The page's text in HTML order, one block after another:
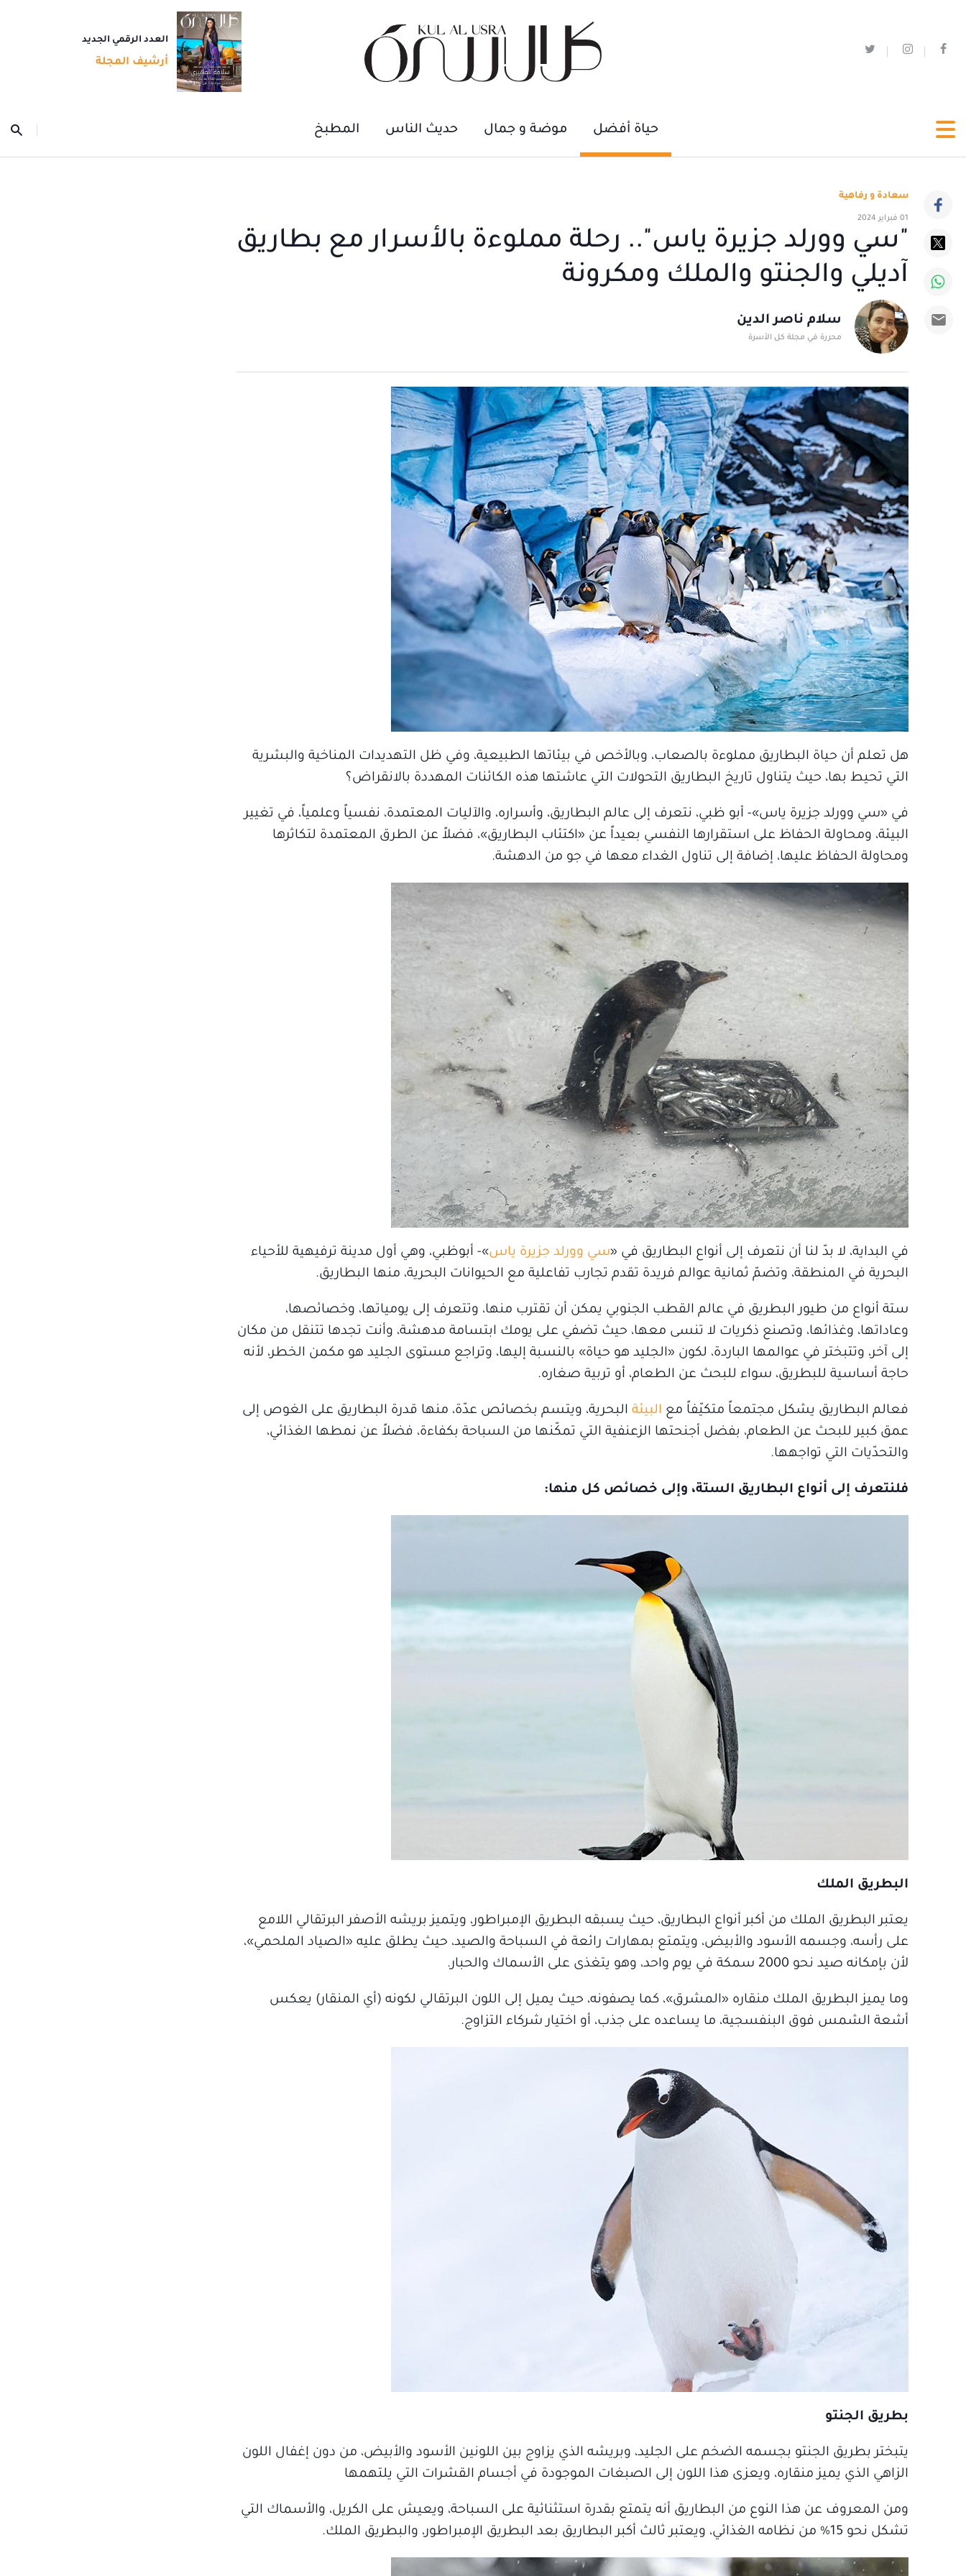
العدد الرقمي الجديد
أرشيف المجلة
حياة أفضل موضة و جمال حديث الناس المطبخ
سعادة و رفاهية
01 فبراير 2024
"سي وورلد جزيرة ياس".. رحلة مملوءة بالأسرار مع بطاريق
آديلي والجنتو والملك ومكرونة
سلام ناصر الدين
محررة في مجلة كل الأسرة
هل تعلم أن حياة البطاريق مملوءة بالصعاب، وبالأخص في بيئاتها الطبيعية، وفي ظل التهديدات المناخية والبشرية
التي تحيط بها، حيث يتناول تاريخ البطاريق التحولات التي عاشتها هذه الكائنات المهددة بالانقراض؟
في «سي وورلد جزيرة ياس»- أبو ظبي، نتعرف إلى عالم البطاريق، وأسراره، والآليات المعتمدة، نفسياً وعلمياً، في تغيير
البيئة، ومحاولة الحفاظ على استقرارها النفسي بعيداً عن «اكتئاب البطاريق»، فضلاً عن الطرق المعتمدة لتكاثرها
ومحاولة الحفاظ عليها، إضافة إلى تناول الغداء معها في جو من الدهشة.
في البداية، لا بدّ لنا أن نتعرف إلى أنواع البطاريق في «سي وورلد جزيرة ياس»- أبوظبي، وهي أول مدينة ترفيهية للأحياء
البحرية في المنطقة، وتضمّ ثمانية عوالم فريدة تقدم تجارب تفاعلية مع الحيوانات البحرية، منها البطاريق.
ستة أنواع من طيور البطريق في عالم القطب الجنوبي يمكن أن تقترب منها، وتتعرف إلى يومياتها، وخصائصها،
وعاداتها، وغذائها، وتصنع ذكريات لا تنسى معها، حيث تضفي على يومك ابتسامة مدهشة، وأنت تجدها تتنقل من مكان
إلى آخر، وتتبختر في عوالمها الباردة، لكون «الجليد هو حياة» بالنسبة إليها، وتراجع مستوى الجليد هو مكمن الخطر، لأنه
حاجة أساسية للبطريق، سواء للبحث عن الطعام، أو تربية صغاره.
فعالم البطاريق يشكل مجتمعاً متكيّفاً مع البيئة البحرية، ويتسم بخصائص عدّة، منها قدرة البطاريق على الغوص إلى
عمق كبير للبحث عن الطعام، بفضل أجنحتها الزعنفية التي تمكّنها من السباحة بكفاءة، فضلاً عن نمطها الغذائي،
والتحدّيات التي تواجهها.
فلنتعرف إلى أنواع البطاريق الستة، وإلى خصائص كل منها:
البطريق الملك
يعتبر البطريق الملك من أكبر أنواع البطاريق، حيث يسبقه البطريق الإمبراطور، ويتميز بريشه الأصفر البرتقالي اللامع
على رأسه، وجسمه الأسود والأبيض، ويتمتع بمهارات رائعة في السباحة والصيد، حيث يطلق عليه «الصياد الملحمي»،
لأن بإمكانه صيد نحو 2000 سمكة في يوم واحد، وهو يتغذى على الأسماك والحبار.
وما يميز البطريق الملك منقاره «المشرق»، كما يصفونه، حيث يميل إلى اللون البرتقالي لكونه (أي المنقار) يعكس
أشعة الشمس فوق البنفسجية، ما يساعده على جذب، أو اختيار شركاء التزاوج.
بطريق الجنتو
يتبختر بطريق الجنتو بجسمه الضخم على الجليد، وبريشه الذي يزاوج بين اللونين الأسود والأبيض، من دون إغفال اللون
الزاهي الذي يميز منقاره، ويعزى هذا اللون إلى الصبغات الموجودة في أجسام القشرات التي يلتهمها
ومن المعروف عن هذا النوع من البطاريق أنه يتمتع بقدرة استثنائية على السباحة، ويعيش على الكريل، والأسماك التي
تشكل نحو 15% من نظامه الغذائي، ويعتبر ثالث أكبر البطاريق بعد البطريق الإمبراطور، والبطريق الملك.